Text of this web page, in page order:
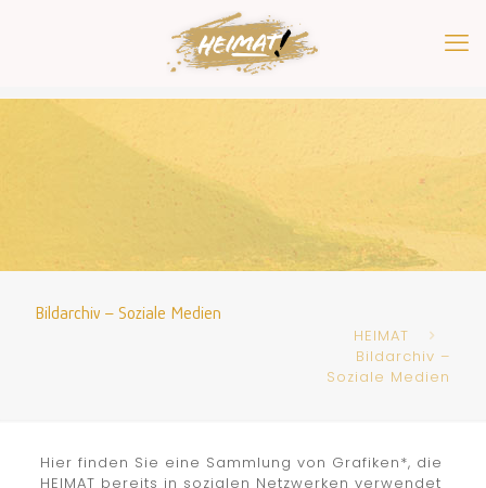
Bildarchiv – Soziale Medien
HEIMAT
Bildarchiv –
Soziale Medien
Hier finden Sie eine Sammlung von Grafiken*, die
HEIMAT bereits in sozialen Netzwerken verwendet